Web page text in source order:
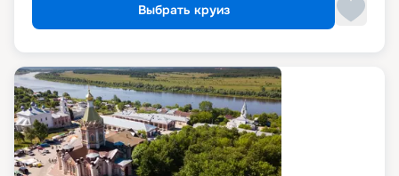
Выбрать круиз